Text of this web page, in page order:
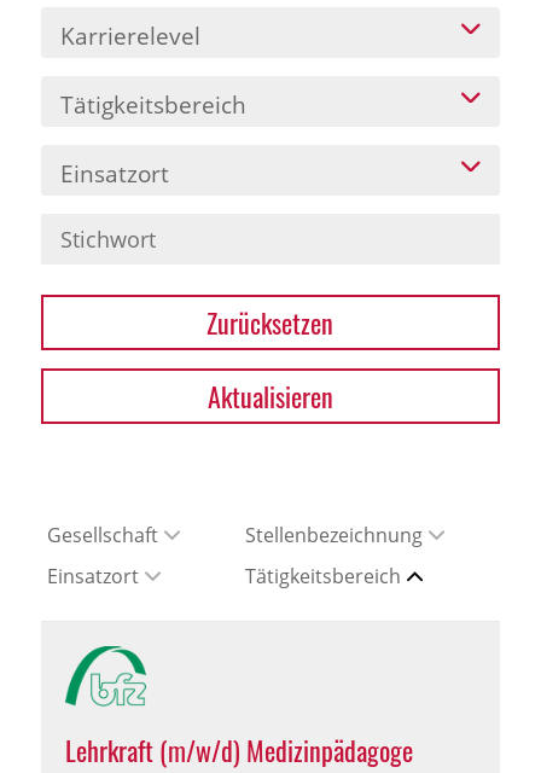
Karrierelevel
Tätigkeitsbereich
Einsatzort
Zurücksetzen
Aktualisieren
Gesellschaft
Stellenbezeichnung
Einsatzort
Tätigkeitsbereich
Lehrkraft (m/w/d) Medizinpädagoge